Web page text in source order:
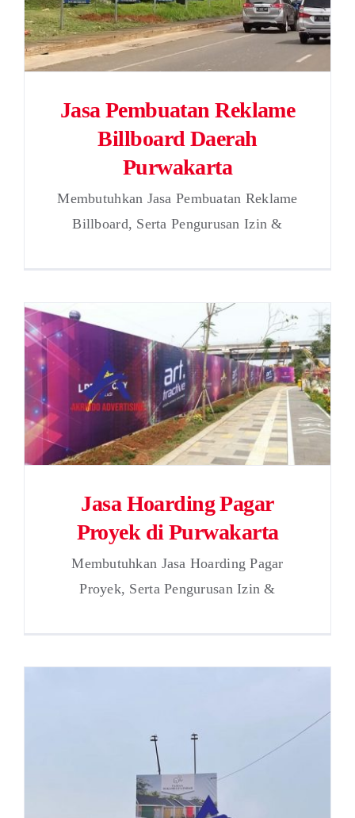
Jasa Pembuatan Reklame
Billboard Daerah
Purwakarta
Membutuhkan Jasa Pembuatan Reklame
Billboard, Serta Pengurusan Izin &
Jasa Hoarding Pagar
Proyek di Purwakarta
Membutuhkan Jasa Hoarding Pagar
Proyek, Serta Pengurusan Izin &